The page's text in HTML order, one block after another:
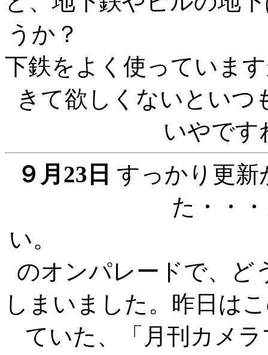
うか？ ふだ
下鉄をよく使っていま
きて欲しくないといつ
いや
９月23日 すっかり更
た・・
い。
のオンパレードで、ど
しまいました。昨日は
ていた、「月刊カメ